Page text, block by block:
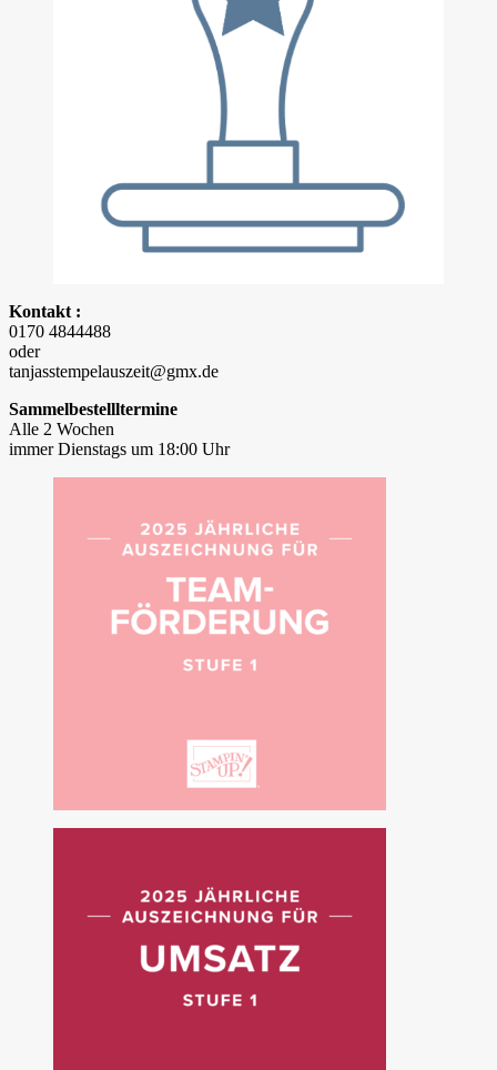
Kontakt :
0170 4844488
oder
tanjasstempelauszeit@gmx.de
Sammelbestellltermine
Alle 2 Wochen
immer Dienstags um 18:00 Uhr